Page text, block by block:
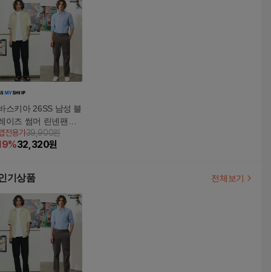
스키아 26SS 남성 블
이즈 썸머 린넨팬츠
종
전용가39,900원
%32,320원
기상품 전체보기